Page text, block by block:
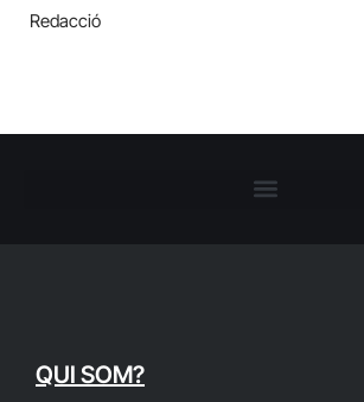
Redacció
QUI SOM?